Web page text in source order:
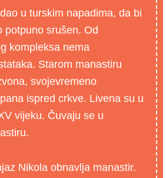
u turskim napadima, da bi
potpuno srušen. Od
kompleksa nema
Starom manastiru
svojevremeno
ispred crkve. Livena su u
vijeku. Čuvaju se u
Nikola obnavlja manastir.